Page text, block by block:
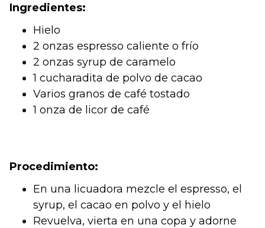
Ingredientes:
Hielo
2 onzas espresso caliente o frío
2 onzas syrup de caramelo
1 cucharadita de polvo de cacao
Varios granos de café tostado
1 onza de licor de café
Procedimiento:
En una licuadora mezcle el espresso, el
syrup, el cacao en polvo y el hielo
Revuelva, vierta en una copa y adorne